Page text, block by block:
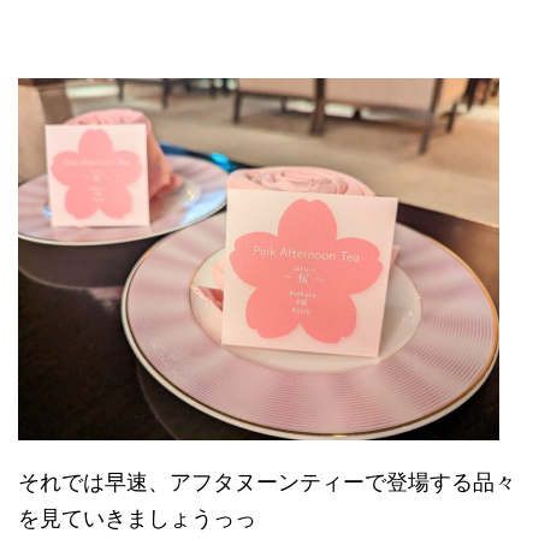
それでは早速、アフタヌーンティーで登場する品々
を見ていきましょうっっ